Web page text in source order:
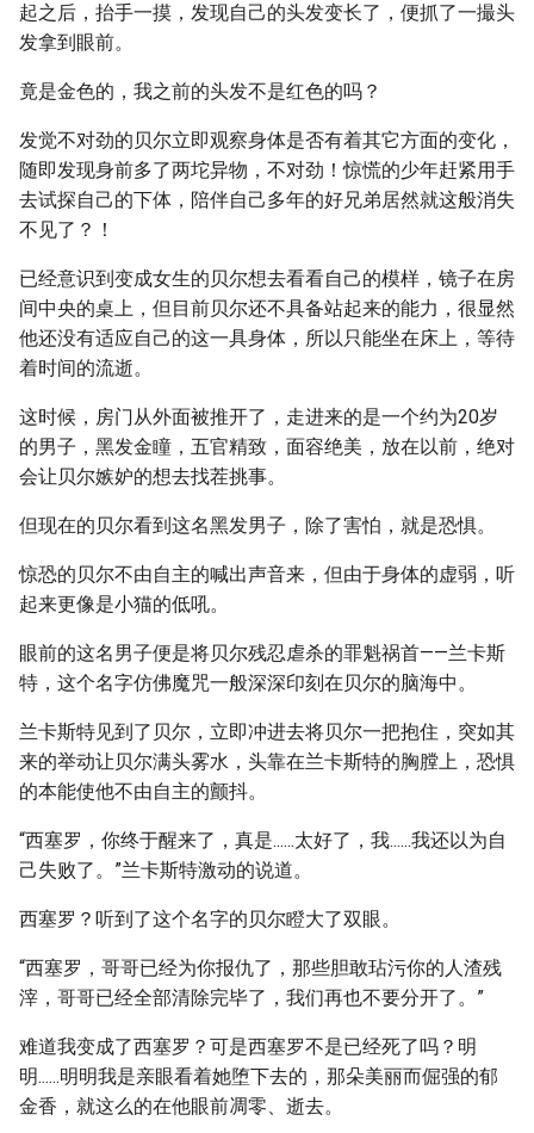
起之后，抬手一摸，发现自己的头发变长了，便抓了一撮头
发拿到眼前。
竟是金色的，我之前的头发不是红色的吗？
发觉不对劲的贝尔立即观察身体是否有着其它方面的变化，
随即发现身前多了两坨异物，不对劲！惊慌的少年赶紧用手
去试探自己的下体，陪伴自己多年的好兄弟居然就这般消失
不见了？！
已经意识到变成女生的贝尔想去看看自己的模样，镜子在房
间中央的桌上，但目前贝尔还不具备站起来的能力，很显然
他还没有适应自己的这一具身体，所以只能坐在床上，等待
着时间的流逝。
这时候，房门从外面被推开了，走进来的是一个约为20岁
的男子，黑发金瞳，五官精致，面容绝美，放在以前，绝对
会让贝尔嫉妒的想去找茬挑事。
但现在的贝尔看到这名黑发男子，除了害怕，就是恐惧。
惊恐的贝尔不由自主的喊出声音来，但由于身体的虚弱，听
起来更像是小猫的低吼。
眼前的这名男子便是将贝尔残忍虐杀的罪魁祸首——兰卡斯
特，这个名字仿佛魔咒一般深深印刻在贝尔的脑海中。
兰卡斯特见到了贝尔，立即冲进去将贝尔一把抱住，突如其
来的举动让贝尔满头雾水，头靠在兰卡斯特的胸膛上，恐惧
的本能使他不由自主的颤抖。
“西塞罗，你终于醒来了，真是......太好了，我......我还以为自
己失败了。”兰卡斯特激动的说道。
西塞罗？听到了这个名字的贝尔瞪大了双眼。
“西塞罗，哥哥已经为你报仇了，那些胆敢玷污你的人渣残
滓，哥哥已经全部清除完毕了，我们再也不要分开了。”
难道我变成了西塞罗？可是西塞罗不是已经死了吗？明
明......明明我是亲眼看着她堕下去的，那朵美丽而倔强的郁
金香，就这么的在他眼前凋零、逝去。